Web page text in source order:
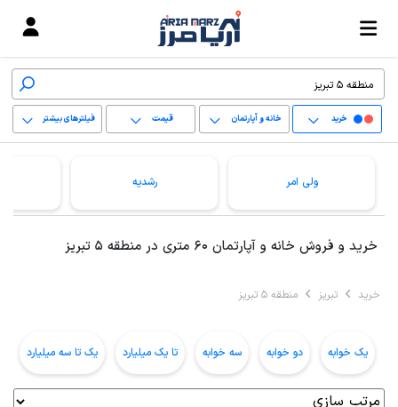
خرید خانه و آپارتمان قیمت فیلترهای بیشتر
پاک کردن محدوده
ولی امر رشدیه
خرید و فروش خانه و آپارتمان 60 متری در منطقه 5 تبریز
خرید تبریز منطقه 5 تبریز
یک خوابه دو خوابه سه خوابه تا یک میلیارد یک تا سه میلیارد